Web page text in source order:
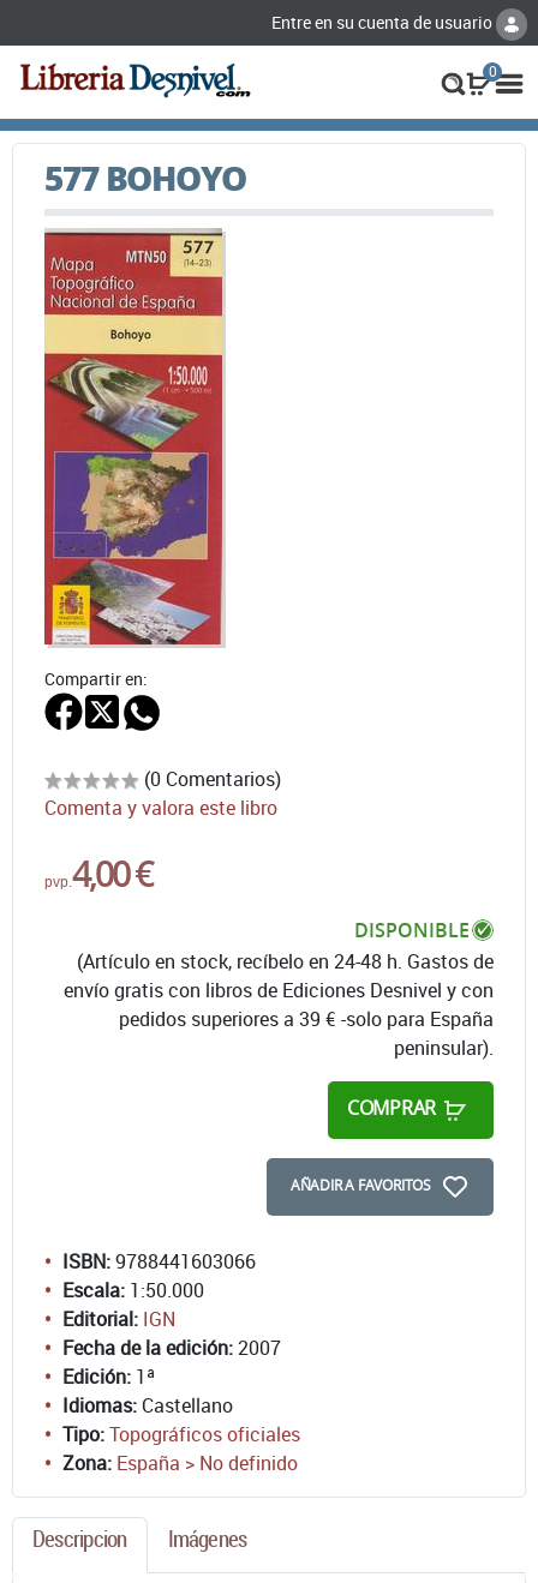
Entre en su cuenta de usuario
0
577 BOHOYO
Compartir en:
(0 Comentarios)
Comenta y valora este libro
pvp. 4,00 €
DISPONIBLE
(Artículo en stock, recíbelo en 24-48 h. Gastos de
envío gratis con libros de Ediciones Desnivel y con
pedidos superiores a 39 € -solo para España
peninsular).
COMPRAR
AÑADIR A FAVORITOS
ISBN:9788441603066
Escala: 1:50.000
Editorial: IGN
Fecha de la edición:2007
Edición: 1ª
Idiomas: Castellano
Tipo:Topográficos oficiales
Zona: España > No definido
Descripcion Imágenes